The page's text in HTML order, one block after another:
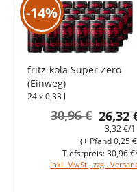
-14%
fritz-kola Super Zero
(Einweg)
24 x 0,33 l
26,32
30,96 €
3,32 €/1
inkl. MwSt., zzgl.
(+ Pfand 0,25
Tiefstpreis: 30,96